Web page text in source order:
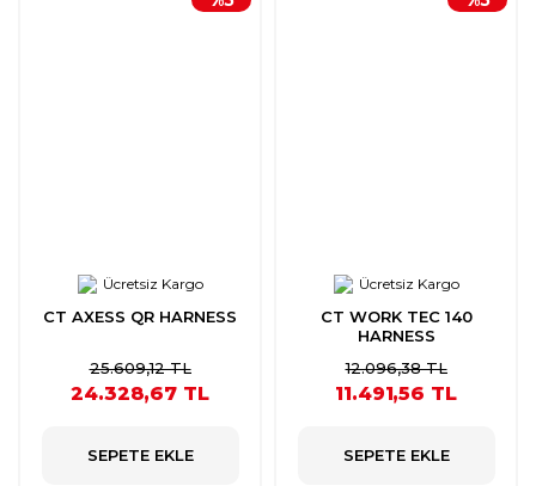
Ücretsiz Kargo
CT AXESS QR HARNESS
25.609,12 TL
24.328,67 TL
SEPETE EKLE
Ücretsiz Kargo
CT WORK TEC 140
HARNESS
12.096,38 TL
11.491,56 TL
SEPETE EKLE